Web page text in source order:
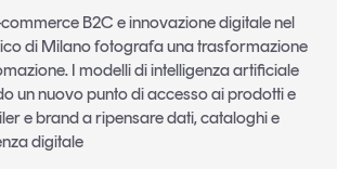
B2C e innovazione digitale nel
di Milano fotografa una trasformazione
I modelli di intelligenza artificiale
un nuovo punto di accesso ai prodotti e
e brand a ripensare dati, cataloghi e
digitale